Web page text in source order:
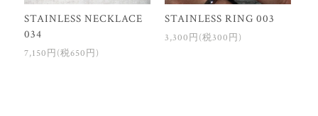
STAINLESS NECKLACE
034
7,150円(税650円)
STAINLESS RING 003
3,300円(税300円)